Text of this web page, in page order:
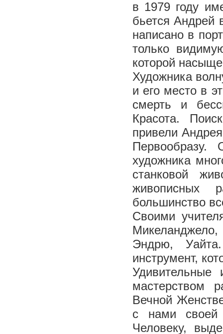
в 1979 году
бьется Андрей
написано в
только
которой
Художника
и его место в
смерть и
Красота.
привели
художника
станковой
живописных
большинство
Своими
Эндрю,
инструмент,
мастерством
Вечной
с нами
Человеку,